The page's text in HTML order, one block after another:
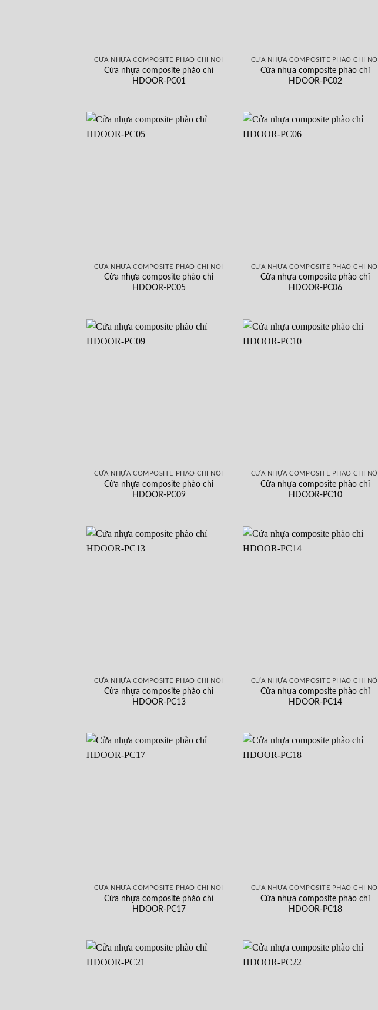
CỬA NHỰA COMPOSITE PHÀO CHỈ NỔI
Cửa nhựa composite phào chỉ
HDOOR-PC01
CỬA NHỰA COMPOSITE PHÀO CHỈ NỔI
Cửa nhựa composite phào chỉ
HDOOR-PC02
CỬA NHỰA COMPOSITE PHÀO CHỈ NỔI
Cửa nhựa composite phào chỉ
HDOOR-PC05
CỬA NHỰA COMPOSITE PHÀO CHỈ NỔI
Cửa nhựa composite phào chỉ
HDOOR-PC06
CỬA NHỰA COMPOSITE PHÀO CHỈ NỔI
Cửa nhựa composite phào chỉ
HDOOR-PC09
CỬA NHỰA COMPOSITE PHÀO CHỈ NỔI
Cửa nhựa composite phào chỉ
HDOOR-PC10
CỬA NHỰA COMPOSITE PHÀO CHỈ NỔI
Cửa nhựa composite phào chỉ
HDOOR-PC13
CỬA NHỰA COMPOSITE PHÀO CHỈ NỔI
Cửa nhựa composite phào chỉ
HDOOR-PC14
CỬA NHỰA COMPOSITE PHÀO CHỈ NỔI
Cửa nhựa composite phào chỉ
HDOOR-PC17
CỬA NHỰA COMPOSITE PHÀO CHỈ NỔI
Cửa nhựa composite phào chỉ
HDOOR-PC18